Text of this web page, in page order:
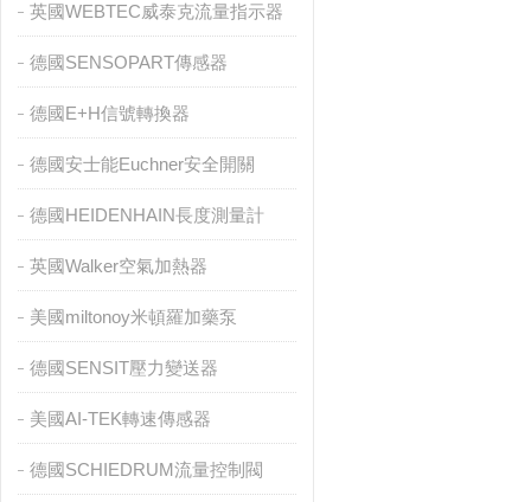
英國WEBTEC威泰克流量指示器
德國SENSOPART傳感器
德國E+H信號轉換器
德國安士能Euchner安全開關
德國HEIDENHAIN長度測量計
英國Walker空氣加熱器
美國miltonoy米頓羅加藥泵
德國SENSIT壓力變送器
美國AI-TEK轉速傳感器
德國SCHIEDRUM流量控制閥